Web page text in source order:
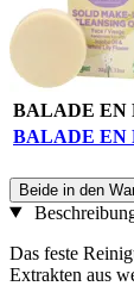
BALADE EN
BALADE EN
Beide in den
Das feste
Extrakten aus